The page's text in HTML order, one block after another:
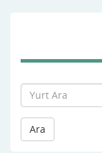
Ara